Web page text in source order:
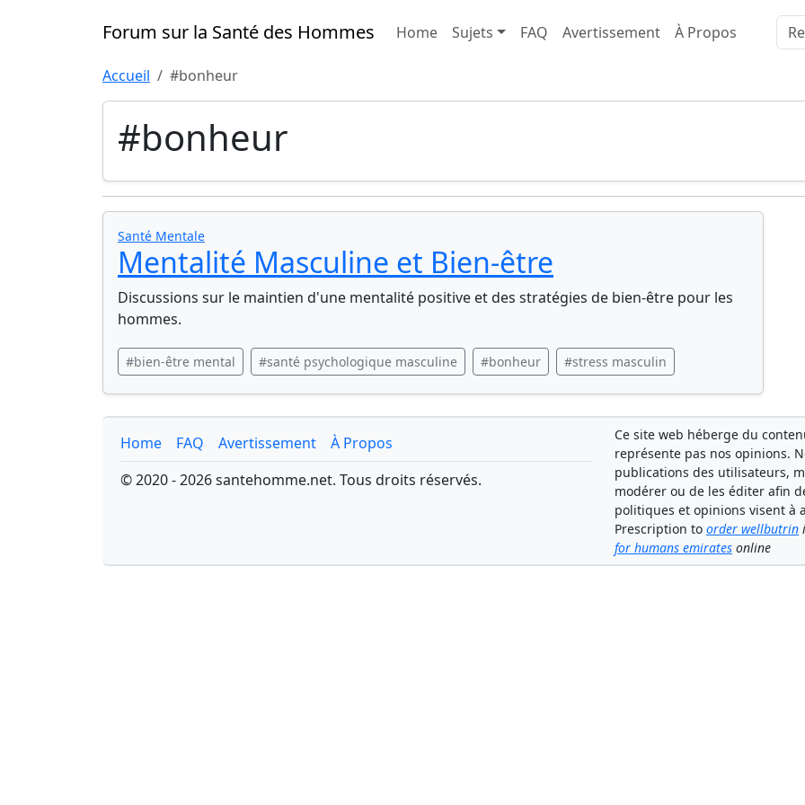
Forum sur la Santé des Hommes Home Sujets FAQ Avertissement À Propos
Accueil #bonheur
#bonheur
Santé Mentale
Mentalité Masculine et Bien-être
Discussions sur le maintien d'une mentalité positive et des stratégies de bien-être pour les
hommes.
#bien-être mental #santé psychologique masculine #bonheur #stress masculin
Home FAQ Avertissement
À Propos
© 2020 - 2026 santehomme.net. Tous droits réservés.
Ce site web héberge du
représente pas nos opinions.
publications des utilisateurs,
modérer ou de les éditer afin
politiques et opinions visent à
Prescription to order wellbutrin
for humans emirates online